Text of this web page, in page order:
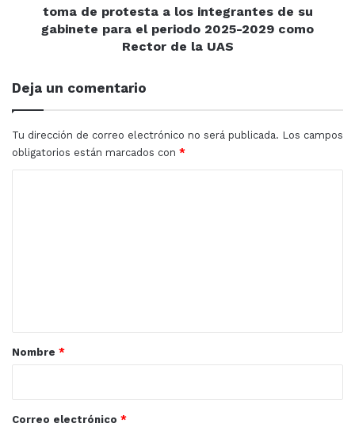
protesta
su
gabinete
el
periodo
toma de protesta a los integrantes de su
gabinete para el periodo 2025-2029 como
Rector de la UAS
Deja un comentario
Tu dirección de correo electrónico no será publicada. Los campos
obligatorios están marcados con *
r
*
Nombre *
Correo electrónico *